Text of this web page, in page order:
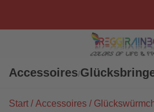
Accessoires/
Start /Accessoires /